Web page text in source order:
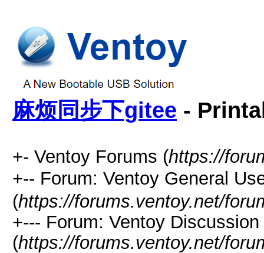
麻烦同步下gitee -
+- Ventoy Forums (https://
+-- Forum: Ventoy General
(https://forums.ventoy.net/
+--- Forum: Ventoy
(https://forums.ventoy.net/